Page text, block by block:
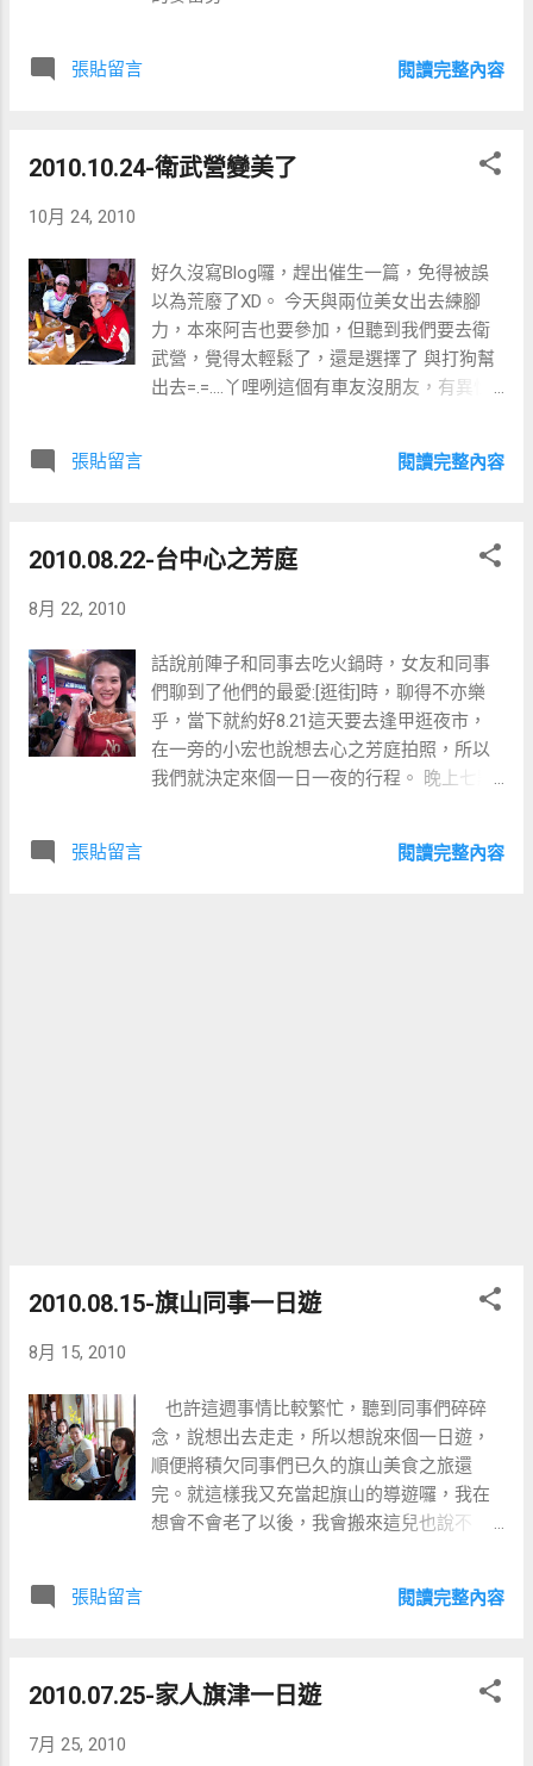
張貼留言 閱讀完整內容
2010.10.24-衛武營變美了
10月 24, 2010
好久沒寫Blog囉，趕出催生一篇，免得被誤
以為荒廢了XD。 今天與兩位美女出去練腳
力，本來阿吉也要參加，但聽到我們要去衛
武營，覺得太輕鬆了，還是選擇了 與打狗幫
出去=.=....丫哩咧這個有車友沒朋友，有異性
跟他炫燿..哈。 早上相約在鳳山的早餐點集合
張貼留言 閱讀完整內容
2010.08.22-台中心之芳庭
8月 22, 2010
話說前陣子和同事去吃火鍋時，女友和同事
們聊到了他們的最愛:[逛街]時，聊得不亦樂
乎，當下就約好8.21這天要去逢甲逛夜市，
在一旁的小宏也說想去心之芳庭拍照，所以
我們就決定來個一日一夜的行程。 晚上七點
張貼留言 閱讀完整內容
2010.08.15-旗山同事一日遊
8月 15, 2010
也許這週事情比較繁忙，聽到同事們碎碎
念，說想出去走走，所以想說來個一日遊，
順便將積欠同事們已久的旗山美食之旅還
完。就這樣我又充當起旗山的導遊囉，我在
想會不會老了以後，我會搬來這兒也說不
張貼留言 閱讀完整內容
2010.07.25-家人旗津一日遊
7月 25, 2010